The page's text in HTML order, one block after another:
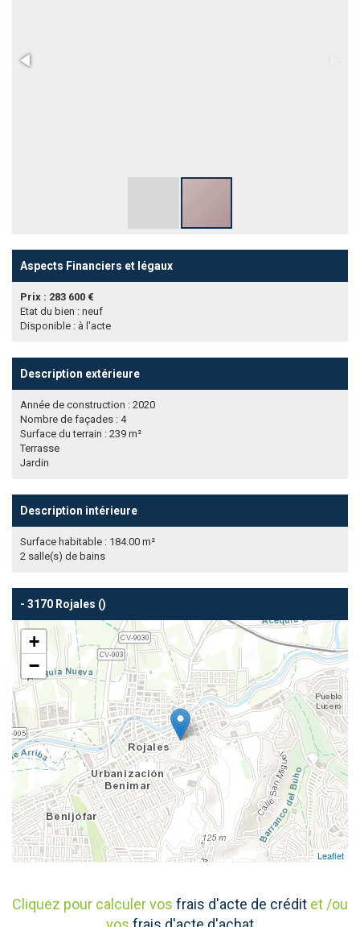
Aspects Financiers et légaux
Prix : 283 600 €
Etat du bien : neuf
Disponible : à l'acte
Description extérieure
Année de construction : 2020
Nombre de façades : 4
Surface du terrain : 239 m²
Terrasse
Jardin
Description intérieure
Surface habitable : 184.00 m²
2 salle(s) de bains
- 3170 Rojales ()
+
−
Leaflet
Cliquez pour calculer vos frais d'acte de crédit et /ou